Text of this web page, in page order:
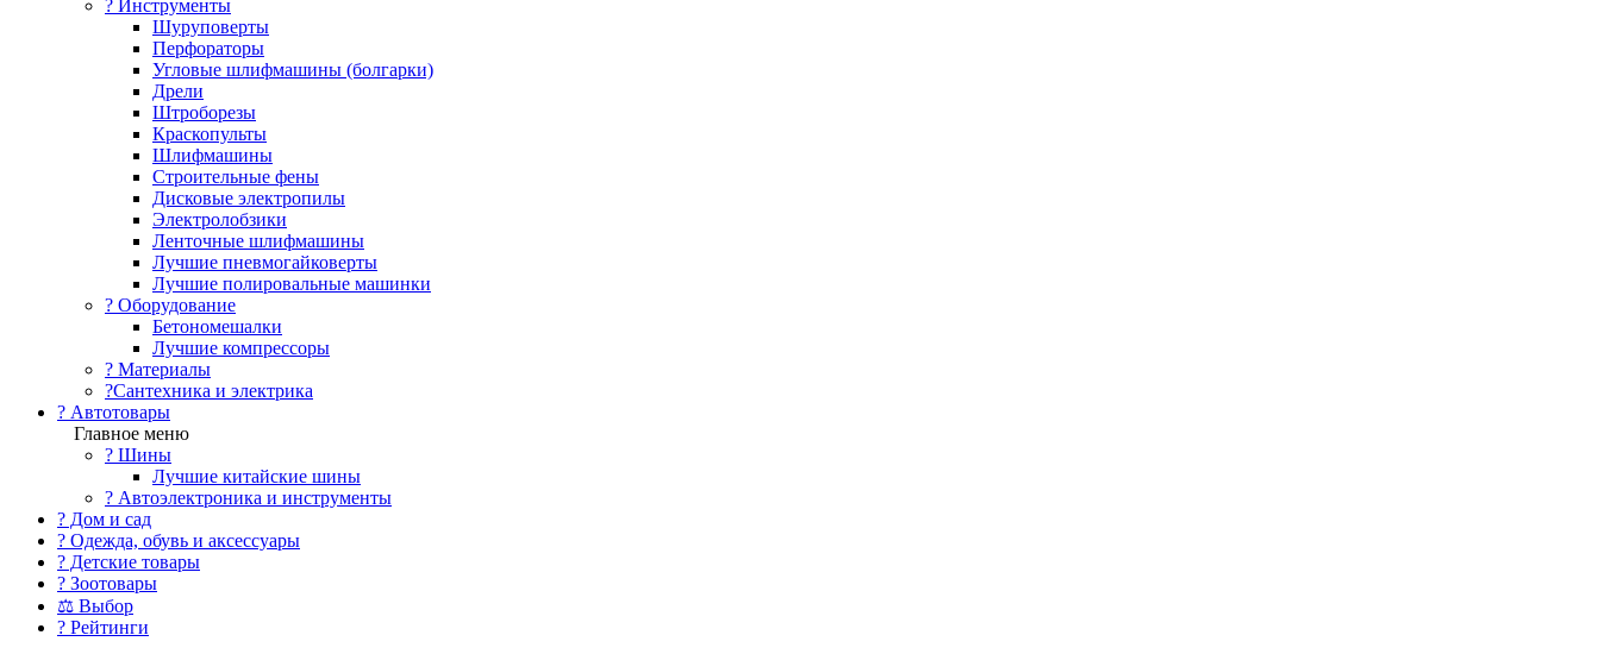
?️ Инструменты
Шуруповерты
Перфораторы
Угловые шлифмашины (болгарки)
Дрели
Штроборезы
Краскопульты
Шлифмашины
Строительные фены
Дисковые электропилы
Электролобзики
Ленточные шлифмашины
Лучшие пневмогайковерты
Лучшие полировальные машинки
?️ Оборудование
Бетономешалки
Лучшие компрессоры
? Материалы
?Сантехника и электрика
? Автотовары
Главное меню
? Шины
Лучшие китайские шины
? Автоэлектроника и инструменты
? Дом и сад
? Одежда, обувь и аксессуары
? Детские товары
? Зоотовары
⚖ Выбор
? Рейтинги